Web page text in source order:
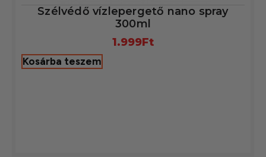
Szélvédő vízlepergető nano spray
300ml
1.999Ft
Kosárba teszem